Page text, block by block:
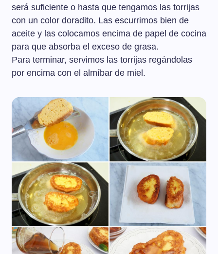
será suficiente o hasta que tengamos las torrijas
con un color doradito. Las escurrimos bien de
aceite y las colocamos encima de papel de cocina
para que absorba el exceso de grasa.
Para terminar, servimos las torrijas regándolas
por encima con el almíbar de miel.